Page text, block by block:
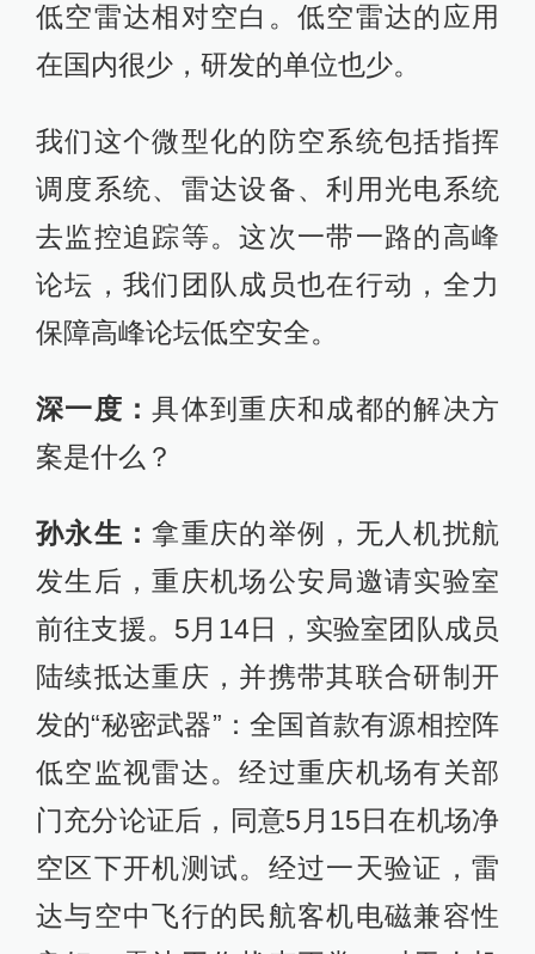
低空雷达相对空白。低空雷达的应用
在国内很少，研发的单位也少。
我们这个微型化的防空系统包括指挥
调度系统、雷达设备、利用光电系统
去监控追踪等。这次一带一路的高峰
论坛，我们团队成员也在行动，全力
保障高峰论坛低空安全。
深一度：具体到重庆和成都的解决方
案是什么？
孙永生：拿重庆的举例，无人机扰航
发生后，重庆机场公安局邀请实验室
前往支援。5月14日，实验室团队成员
陆续抵达重庆，并携带其联合研制开
发的“秘密武器”：全国首款有源相控阵
低空监视雷达。经过重庆机场有关部
门充分论证后，同意5月15日在机场净
空区下开机测试。经过一天验证，雷
达与空中飞行的民航客机电磁兼容性